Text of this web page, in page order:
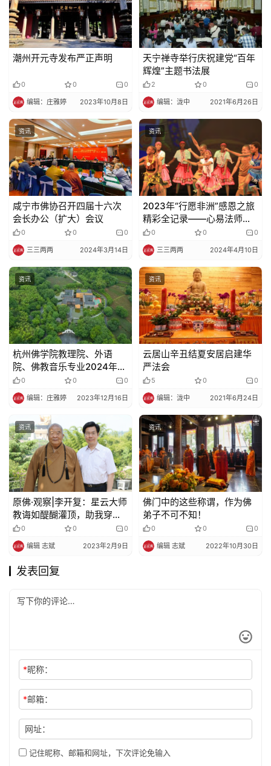
潮州开元寺发布严正声明
0 0 0
编辑：庄雅婷 2023年10月8日
天宁禅寺举行庆祝建党“百年
辉煌”主题书法展
2 0 0
编辑：泷中 2021年6月26日
资讯
咸宁市佛协召开四届十六次
会长办公（扩大）会议
0 0 0
三三两两 2024年3月14日
资讯
2023年“行愿非洲”感恩之旅
精彩全记录——心易法师
（二）
0 0 0
三三两两 2024年4月10日
资讯
杭州佛学院教理院、外语
院、佛教音乐专业2024年招
生简章
0 0 0
编辑：庄雅婷 2023年12月16日
资讯
云居山辛丑结夏安居启建华
严法会
5 0 0
编辑：泷中 2021年6月24日
资讯
原佛·​观察|李开复：星云大师
教诲如醍醐灌顶，助我穿越
逆境
0 0 0
编辑 志斌 2023年2月9日
资讯
佛门中的这些称谓，作为佛
弟子不可不知！
0 0 0
编辑 志斌 2022年10月30日
发表回复
*昵称：
*邮箱：
网址：
记住昵称、邮箱和网址，下次评论免输入